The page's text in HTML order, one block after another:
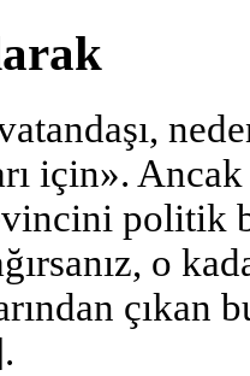
için».
politik
o
çıkan